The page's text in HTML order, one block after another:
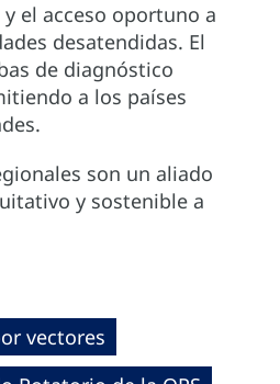
el acceso oportuno a
desatendidas. El
de diagnóstico
a los países
son un aliado
y sostenible a
vectores